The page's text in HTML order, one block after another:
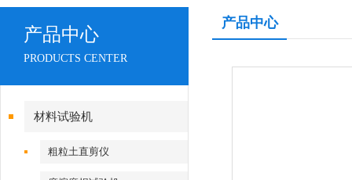
产品中心
PRODUCTS CENTER
材料试验机
粗粒土直剪仪
产品中心